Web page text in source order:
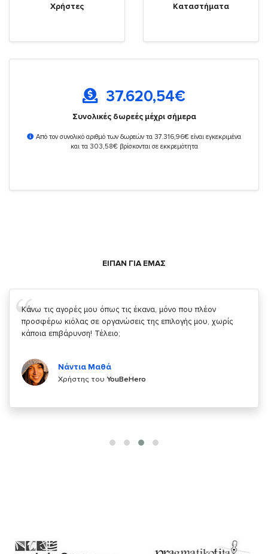
Χρήστες Καταστήματα
37.620,54€
Συνολικές δωρεές μέχρι σήμερα
Από τον συνολικό αριθμό των δωρεών τα 37.316,96€ είναι εγκεκριμένα
και τα 303,58€ βρίσκονται σε εκκρεμότητα
ΕΙΠΑΝ ΓΙΑ ΕΜΑΣ
Σας ευχαριστώ που μας δίνετε την δυνατότητα να κάνουμε
κάτι!
Χρήστης τουYouBeHero